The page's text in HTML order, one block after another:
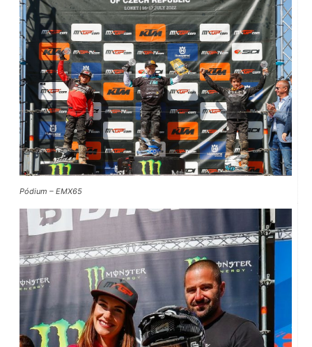
Pódium – EMX65